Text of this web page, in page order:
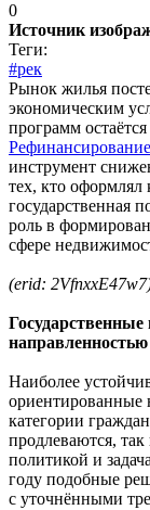
0
Источник
Теги:
#рек
Рынок жилья
экономическим
программ
инструмент
тех, кто
государственная
роль в
сфере
(erid:
направленностью
Наиболее
ориентированные
категории
продлеваются,
политикой и
году подобные
с уточнёнными